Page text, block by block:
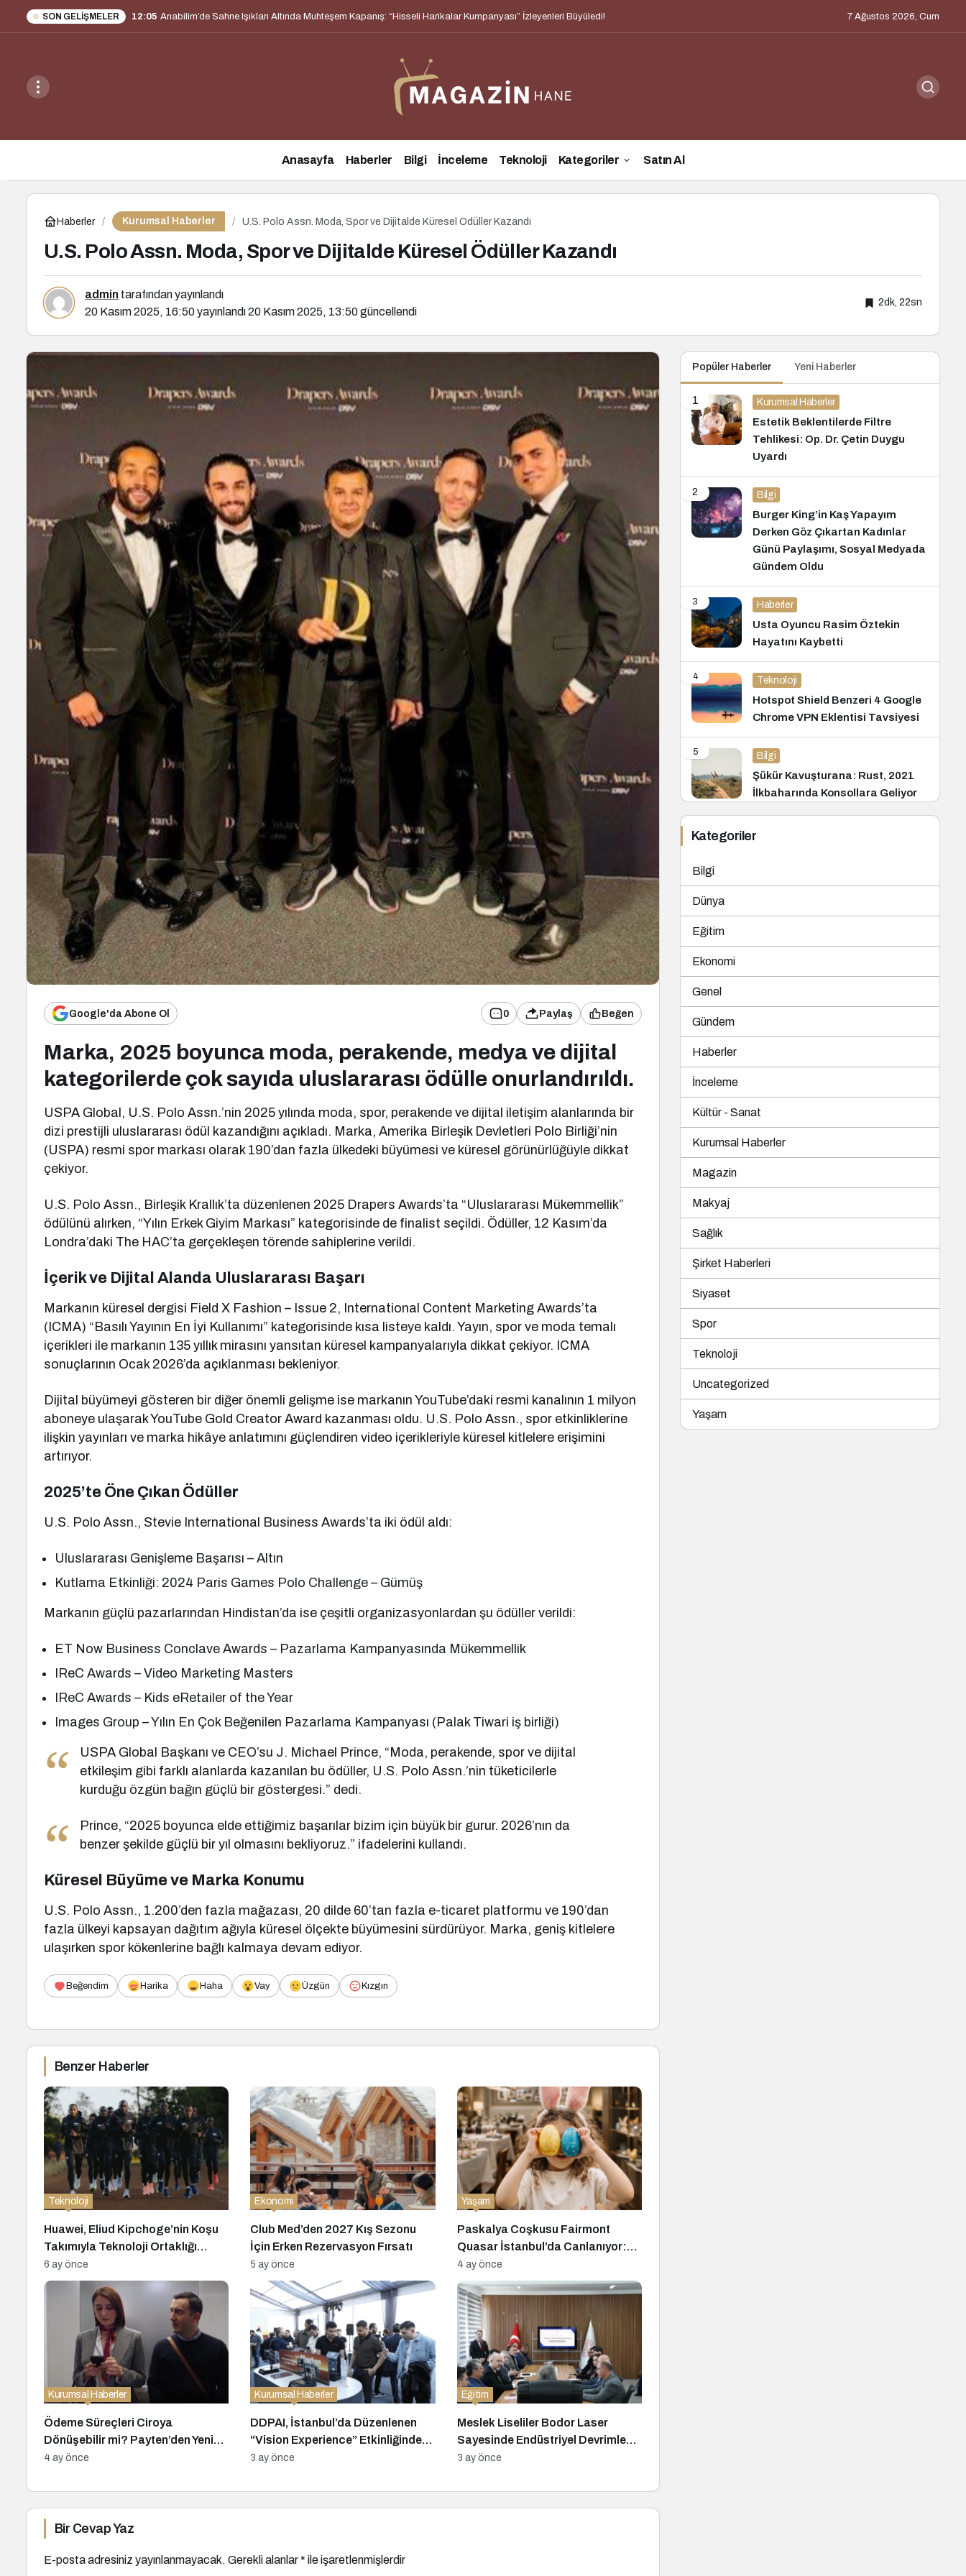
SON GELIŞMELER 11:11 Tuba Ergin’den Büyükada’da Osmanlı İhtişamını Yansıtan “The Last Empress” Koleksiyonu Tanıtıldı 7 Ağustos 2026, Cum
Anasayfa Haberler Bilgi İnceleme Teknoloji Kategoriler Satın Al
Haberler Kurumsal Haberler U.S. Polo Assn. Moda, Spor ve Dijitalde Küresel Ödüller Kazandı
U.S. Polo Assn. Moda, Spor ve Dijitalde Küresel Ödüller Kazandı
admin tarafından yayınlandı
20 Kasım 2025, 16:50yayınlandı20 Kasım 2025, 13:50güncellendi
2dk, 22sn
Google'da Abone Ol 0 Paylaş Beğen
Marka, 2025 boyunca moda, perakende, medya ve dijital
kategorilerde çok sayıda uluslararası ödülle onurlandırıldı.
USPA Global, U.S. Polo Assn.’nin 2025 yılında moda, spor, perakende ve dijital iletişim alanlarında bir
dizi prestijli uluslararası ödül kazandığını açıkladı. Marka, Amerika Birleşik Devletleri Polo Birliği’nin
(USPA) resmi spor markası olarak 190’dan fazla ülkedeki büyümesi ve küresel görünürlüğüyle dikkat
çekiyor.
U.S. Polo Assn., Birleşik Krallık’ta düzenlenen 2025 Drapers Awards’ta “Uluslararası Mükemmellik”
ödülünü alırken, “Yılın Erkek Giyim Markası” kategorisinde de finalist seçildi. Ödüller, 12 Kasım’da
Londra’daki The HAC’ta gerçekleşen törende sahiplerine verildi.
İçerik ve Dijital Alanda Uluslararası Başarı
Markanın küresel dergisi Field X Fashion – Issue 2, International Content Marketing Awards’ta
(ICMA) “Basılı Yayının En İyi Kullanımı” kategorisinde kısa listeye kaldı. Yayın, spor ve moda temalı
içerikleri ile markanın 135 yıllık mirasını yansıtan küresel kampanyalarıyla dikkat çekiyor. ICMA
sonuçlarının Ocak 2026’da açıklanması bekleniyor.
Dijital büyümeyi gösteren bir diğer önemli gelişme ise markanın YouTube’daki resmi kanalının 1 milyon
aboneye ulaşarak YouTube Gold Creator Award kazanması oldu. U.S. Polo Assn., spor etkinliklerine
ilişkin yayınları ve marka hikâye anlatımını güçlendiren video içerikleriyle küresel kitlelere erişimini
artırıyor.
2025’te Öne Çıkan Ödüller
U.S. Polo Assn., Stevie International Business Awards’ta iki ödül aldı:
Uluslararası Genişleme Başarısı – Altın
Kutlama Etkinliği: 2024 Paris Games Polo Challenge – Gümüş
Markanın güçlü pazarlarından Hindistan’da ise çeşitli organizasyonlardan şu ödüller verildi:
ET Now Business Conclave Awards – Pazarlama Kampanyasında Mükemmellik
IReC Awards – Video Marketing Masters
IReC Awards – Kids eRetailer of the Year
Images Group – Yılın En Çok Beğenilen Pazarlama Kampanyası (Palak Tiwari iş birliği)
USPA Global Başkanı ve CEO’su J. Michael Prince, “Moda, perakende, spor ve dijital
etkileşim gibi farklı alanlarda kazanılan bu ödüller, U.S. Polo Assn.’nin tüketicilerle
kurduğu özgün bağın güçlü bir göstergesi.” dedi.
Prince, “2025 boyunca elde ettiğimiz başarılar bizim için büyük bir gurur. 2026’nın da
benzer şekilde güçlü bir yıl olmasını bekliyoruz.” ifadelerini kullandı.
Küresel Büyüme ve Marka Konumu
U.S. Polo Assn., 1.200’den fazla mağazası, 20 dilde 60’tan fazla e-ticaret platformu ve 190’dan
fazla ülkeyi kapsayan dağıtım ağıyla küresel ölçekte büyümesini sürdürüyor. Marka, geniş kitlelere
ulaşırken spor kökenlerine bağlı kalmaya devam ediyor.
Beğendim Harika Haha Vay Üzgün Kızgın
Benzer Haberler
Huawei, Eliud Kipchoge’nin Koşu
Takımıyla Teknoloji Ortaklığı
Kurdu
Teknoloji
6 ay önce
Club Med’den 2027 Kış Sezonu
İçin Erken Rezervasyon Fırsatı
Ekonomi
5 ay önce
Paskalya Coşkusu Fairmont
Quasar İstanbul’da Canlanıyor:
Lezzet, Müzik ve Eğlence Bir
Arada!
Yaşam
4 ay önce
Ödeme Süreçleri Ciroya
Dönüşebilir mi? Payten’den Yeni
Kampanya
Kurumsal Haberler
4 ay önce
DDPAI, İstanbul’da Düzenlenen
“Vision Experience” Etkinliğinde
Yeni Nesil Z ve N Serisi Akıllı Araç
Kurumsal Haberler
3 ay önce
Meslek Liseliler Bodor Laser
Sayesinde Endüstriyel Devrimle
Buluşuyor!
Eğitim
3 ay önce
Bir Cevap Yaz
E-posta adresiniz yayınlanmayacak. Gerekli alanlar* ile işaretlenmişlerdir
Popüler Haberler Yeni Haberler
1 Kurumsal Haberler
Estetik Beklentilerde Filtre
Tehlikesi: Op. Dr. Çetin Duygu
Uyardı
2 Bilgi
Burger King’in Kaş Yapayım
Derken Göz Çıkartan Kadınlar
Günü Paylaşımı, Sosyal Medyada
Gündem Oldu
3 Haberler
Usta Oyuncu Rasim Öztekin
Hayatını Kaybetti
4 Teknoloji
Hotspot Shield Benzeri 4 Google
Chrome VPN Eklentisi Tavsiyesi
5 Bilgi
Şükür Kavuşturana: Rust, 2021
İlkbaharında Konsollara Geliyor
Kategoriler
Bilgi
Dünya
Eğitim
Ekonomi
Genel
Gündem
Haberler
İnceleme
Kültür - Sanat
Kurumsal Haberler
Magazin
Makyaj
Sağlık
Şirket Haberleri
Siyaset
Spor
Teknoloji
Uncategorized
Yaşam